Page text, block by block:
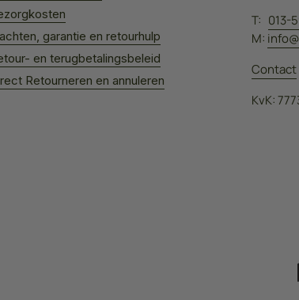
garantie en retourhulp
en terugbetalingsbeleid
Retourneren en annuleren
T: 013-
M:
Contact
KvK: